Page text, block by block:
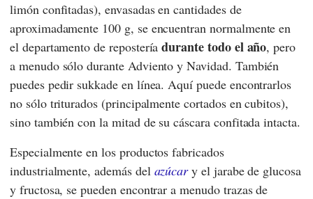
limón confitadas), envasadas en cantidades de
aproximadamente 100 g, se encuentran normalmente en
el departamento de reposteríadurante todo el año, pero
a menudo sólo durante Adviento y Navidad. También
puedes pedir sukkade en línea. Aquí puede encontrarlos
no sólo triturados (principalmente cortados en cubitos),
sino también con la mitad de su cáscara confitada intacta.
Especialmente en los productos fabricados
industrialmente, además del azúcary el jarabe de glucosa
y fructosa, se pueden encontrar a menudo trazas de